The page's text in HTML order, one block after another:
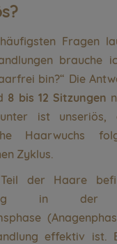
Fragen
brauche
bin?“ Die
8 bis 12 Sitzungen
ist unseriös,
Haarwuchs
Zyklus.
der Haare
in der
effektiv ist.